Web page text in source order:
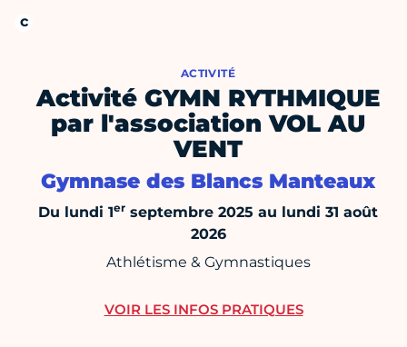
ACTIVITÉ
Activité GYMN RYTHMIQUE
par l'association VOL AU
VENT
Gymnase des Blancs Manteaux
Du lundi 1er septembre 2025 au lundi 31 août
2026
Athlétisme & Gymnastiques
VOIR LES INFOS PRATIQUES